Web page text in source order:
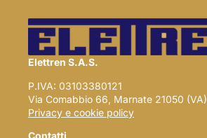
Elettren S.A.S.
P.IVA: 03103380121
Via Comabbio 66, Marnate 21050 (VA)
Privacy e cookie policy
Contatti